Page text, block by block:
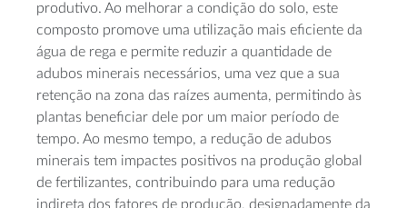
produtivo. Ao melhorar a condição do solo, este
composto promove uma utilização mais eficiente da
água de rega e permite reduzir a quantidade de
adubos minerais necessários, uma vez que a sua
retenção na zona das raízes aumenta, permitindo às
plantas beneficiar dele por um maior período de
tempo. Ao mesmo tempo, a redução de adubos
minerais tem impactes positivos na produção global
de fertilizantes, contribuindo para uma redução
indireta dos fatores de produção, designadamente da